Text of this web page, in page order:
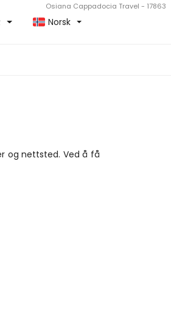
Osiana Cappadocia Travel - 17863
Norsk
og nettsted. Ved å få